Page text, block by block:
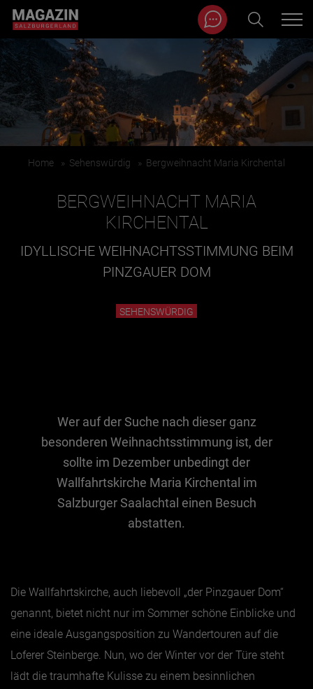
Zum Inhalt springen
BEITRÄGE IN MEINER NÄHE
Nachhaltigkeit
Sehenswürdig
BEITRÄGE NACH MONAT
Jänner
Magazin durchsuchen...
Home » Sehenswürdig » Bergweihnacht Maria Kirchental
BERGWEIHNACHT MARIA
KIRCHENTAL
IDYLLISCHE WEIHNACHTSSTIMMUNG BEIM
PINZGAUER DOM
SEHENSWÜRDIG
Wer auf der Suche nach dieser ganz
besonderen Weihnachtsstimmung ist, der
sollte im Dezember unbedingt der
Wallfahrtskirche Maria Kirchental im
Salzburger Saalachtal einen Besuch
abstatten.
Die Wallfahrtskirche, auch liebevoll „der Pinzgauer Dom“
genannt, bietet nicht nur im Sommer schöne Einblicke und
eine ideale Ausgangsposition zu Wandertouren auf die
Loferer Steinberge. Nun, wo der Winter vor der Türe steht
lädt die traumhafte Kulisse zu einem besinnlichen